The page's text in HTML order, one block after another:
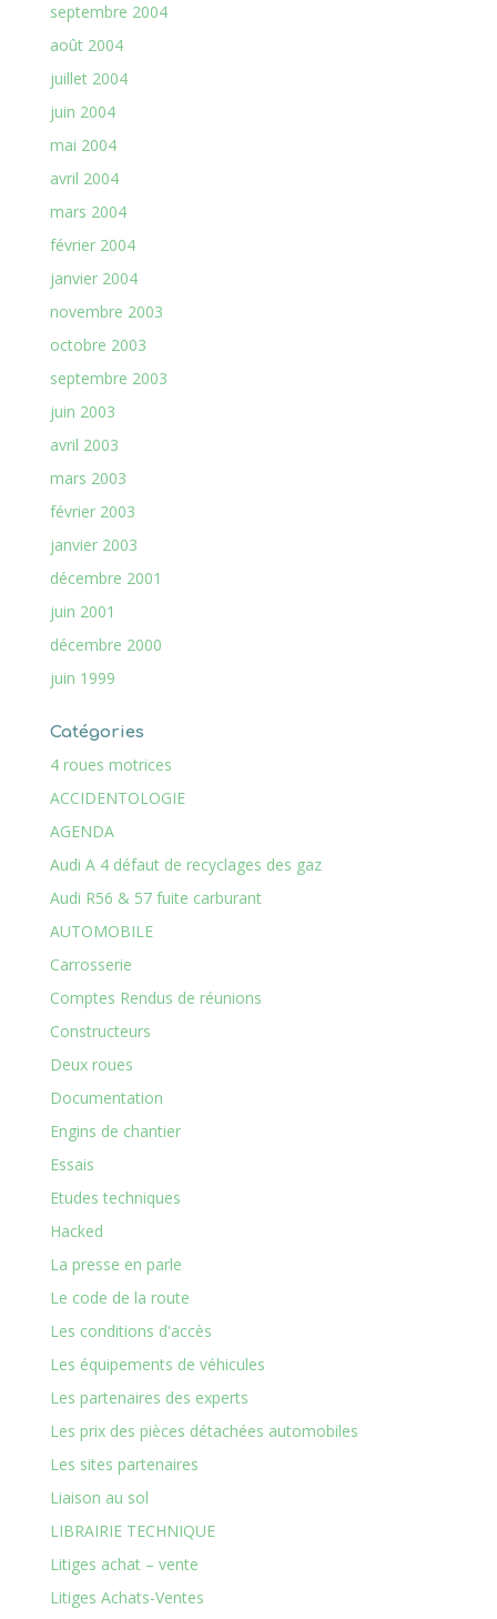
septembre 2004
août 2004
juillet 2004
juin 2004
mai 2004
avril 2004
mars 2004
février 2004
janvier 2004
novembre 2003
octobre 2003
septembre 2003
juin 2003
avril 2003
mars 2003
février 2003
janvier 2003
décembre 2001
juin 2001
décembre 2000
juin 1999
Catégories
4 roues motrices
ACCIDENTOLOGIE
AGENDA
Audi A 4 défaut de recyclages des gaz
Audi R56 & 57 fuite carburant
AUTOMOBILE
Carrosserie
Comptes Rendus de réunions
Constructeurs
Deux roues
Documentation
Engins de chantier
Essais
Etudes techniques
Hacked
La presse en parle
Le code de la route
Les conditions d'accès
Les équipements de véhicules
Les partenaires des experts
Les prix des pièces détachées automobiles
Les sites partenaires
Liaison au sol
LIBRAIRIE TECHNIQUE
Litiges achat – vente
Litiges Achats-Ventes